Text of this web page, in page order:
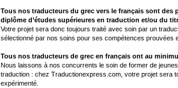
Tous nos traducteurs du grec vers le français sont des
diplôme d’études supérieures en traduction et/ou du
Votre projet sera donc toujours traité avec soin par un
sélectionné par nos soins pour ses compétences prouvées
Tous nos traducteurs de grec en français ont au
Nous laissons à nos concurrents le soin de former de
traduction : chez Traductionexpress.com, votre projet sera
expérimenté.